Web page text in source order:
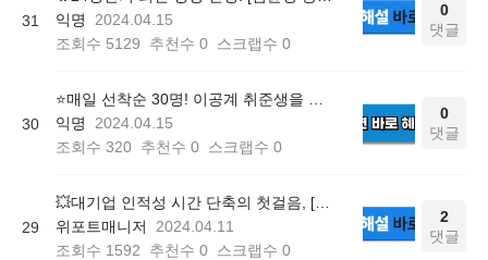
31
익명
2024.04.15
조회수 5129 추천수 0 스크랩수 0
0
댓글
30
익명
2024.04.15
조회수 320 추천수 0 스크랩수 0
0
댓글
29
위포트매니저
2024.04.11
조회수 1592 추천수 0 스크랩수 0
2
댓글